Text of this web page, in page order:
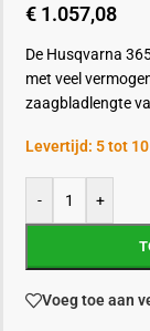
€ 1.057,08
De Husqvarna
met veel
zaagbladlengte
Levertijd: 5 tot
- +
Voeg toe aan